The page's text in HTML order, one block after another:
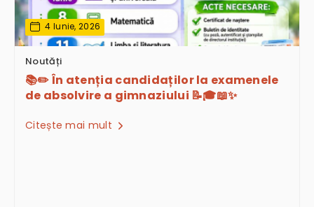
4 Iunie, 2026
Noutăți
📚✏️ În atenția candidaților la examenele
de absolvire a gimnaziului 📝🎓📖✨
Citește mai mult